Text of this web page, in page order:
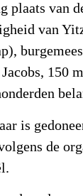
plaats van
van
150
is
de